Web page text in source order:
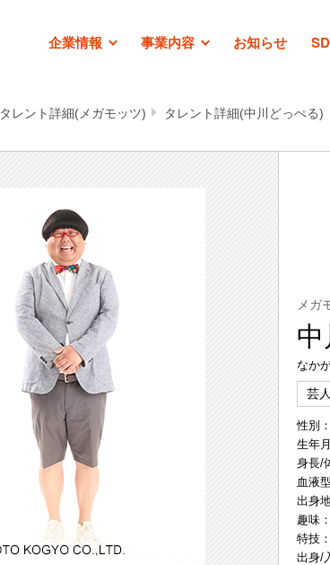
企業情報 事業内容 お知らせ
タレント詳細(メガモッツ) タレント詳細(中川どっぺる)
メガ
なか
芸人
性別
生年
身長/
血液
出身
趣味
特技
出身/